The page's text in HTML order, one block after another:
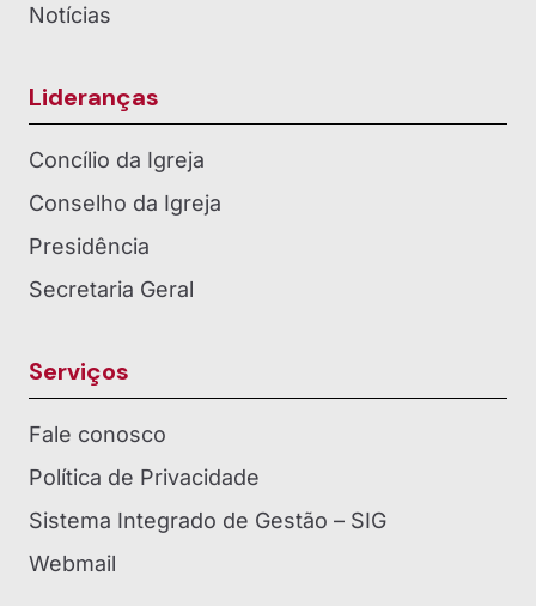
Notícias
Lideranças
Concílio da Igreja
Conselho da Igreja
Presidência
Secretaria Geral
Serviços
Fale conosco
Política de Privacidade
Sistema Integrado de Gestão – SIG
Webmail